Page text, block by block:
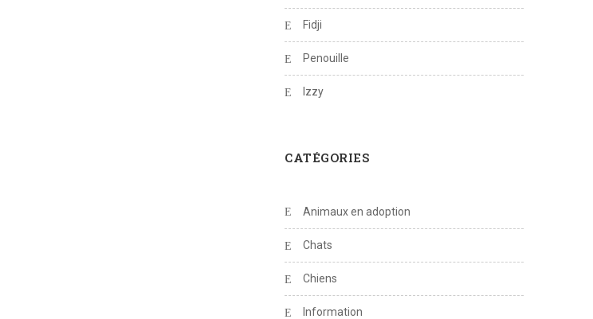
Fidji
Penouille
Izzy
CATÉGORIES
Animaux en adoption
Chats
Chiens
Information